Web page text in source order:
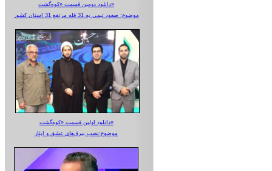
دانلود دومین قسمت «کوه‌گشت»
موضوع: صعود تیمی به 31 قله مرتفع 31 استان کشور
دانلود اولین قسمت «کوه‌گشت»
موضوع:نصب بیرق‌های عشق و ایثار